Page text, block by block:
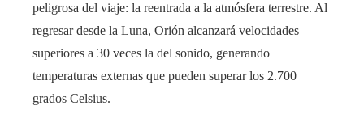
peligrosa del viaje: la reentrada a la atmósfera terrestre. Al
regresar desde la Luna, Orión alcanzará velocidades
superiores a 30 veces la del sonido, generando
temperaturas externas que pueden superar los 2.700
grados Celsius.